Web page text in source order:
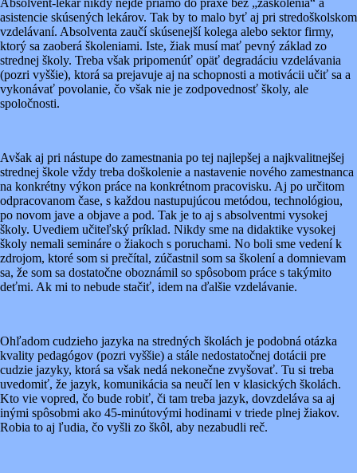
asistencie skúsených lekárov. Tak by to malo byť aj pri stredoškolskom
vzdelávaní. Absolventa zaučí skúsenejší kolega alebo sektor firmy,
ktorý sa zaoberá školeniami. Iste, žiak musí mať pevný základ zo
strednej školy. Treba však pripomenúť opäť degradáciu vzdelávania
(pozri vyššie), ktorá sa prejavuje aj na schopnosti a motivácii učiť sa a
vykonávať povolanie, čo však nie je zodpovednosť školy, ale
spoločnosti.
Avšak aj pri nástupe do zamestnania po tej najlepšej a najkvalitnejšej
strednej škole vždy treba doškolenie a nastavenie nového zamestnanca
na konkrétny výkon práce na konkrétnom pracovisku. Aj po určitom
odpracovanom čase, s každou nastupujúcou metódou, technológiou,
po novom jave a objave a pod. Tak je to aj s absolventmi vysokej
školy. Uvediem učiteľský príklad. Nikdy sme na didaktike vysokej
školy nemali semináre o žiakoch s poruchami. No boli sme vedení k
zdrojom, ktoré som si prečítal, zúčastnil som sa školení a domnievam
sa, že som sa dostatočne oboznámil so spôsobom práce s takýmito
deťmi. Ak mi to nebude stačiť, idem na ďalšie vzdelávanie.
Ohľadom cudzieho jazyka na stredných školách je podobná otázka
kvality pedagógov (pozri vyššie) a stále nedostatočnej dotácii pre
cudzie jazyky, ktorá sa však nedá nekonečne zvyšovať. Tu si treba
uvedomiť, že jazyk, komunikácia sa neučí len v klasických školách.
Kto vie vopred, čo bude robiť, či tam treba jazyk, dovzdeláva sa aj
inými spôsobmi ako 45-minútovými hodinami v triede plnej žiakov.
Robia to aj ľudia, čo vyšli zo škôl, aby nezabudli reč.